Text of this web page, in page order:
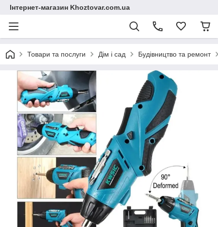
Інтернет-магазин Khoztovar.com.ua
Товари та послуги Дім і сад Будівництво та ремонт